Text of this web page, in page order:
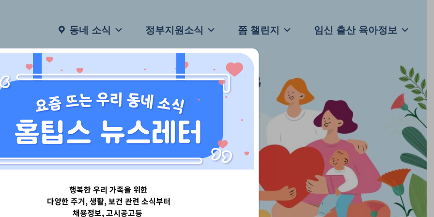
동네 소식 정부지원소식 쯤 챌린지 임신 출산 육아정보
행복한 우리 가족을 위한
다양한 주거, 생활, 보건 관련 소식부터
채용정보, 고시공고등